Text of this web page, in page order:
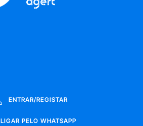
ENTRAR/REGISTAR
LIGAR PELO WHATSAPP